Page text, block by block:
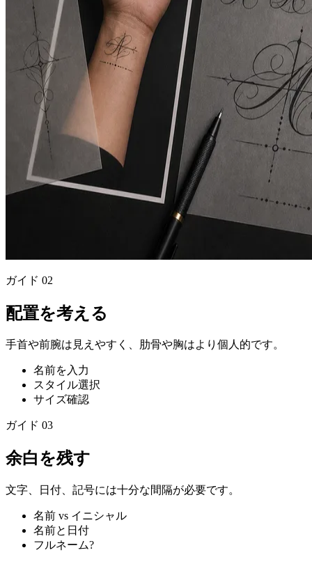
ガイド 02
配置を考える
手首や前腕は見えやすく、肋骨や胸はより個人的です。
名前を入力
スタイル選択
サイズ確認
ガイド 03
余白を残す
文字、日付、記号には十分な間隔が必要です。
名前 vs イニシャル
名前と日付
フルネーム?